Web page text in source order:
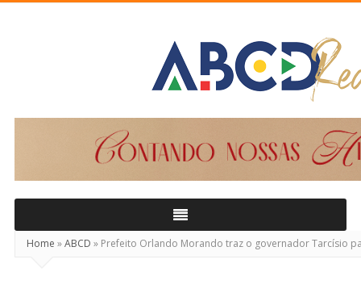
Home »ABCD » Prefeito Orlando Morando traz o governador Tarcísio